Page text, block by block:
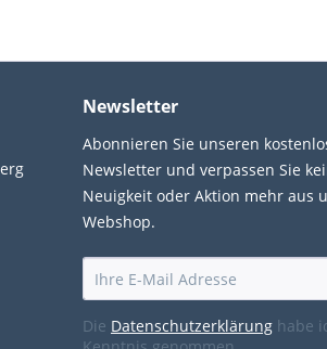
Newsletter
Abonnieren Sie unseren
Newsletter und verpassen Sie
Neuigkeit oder Aktion mehr aus
Webshop.
Die Datenschutzerklärung habe